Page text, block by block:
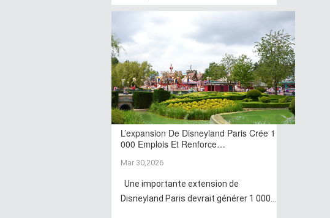
L’expansion De Disneyland Paris Crée 1
000 Emplois Et Renforce…
Mar 30,2026
Une importante extension de
Disneyland Paris devrait générer 1 000...